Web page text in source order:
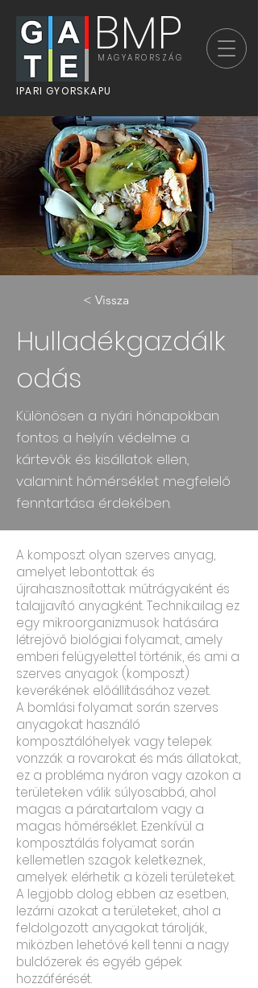
BMP
MAGYARORSZÁG
IPARI GYORSKAPU
< Vissza
Hulladékgazdálk
odás
Különösen a nyári hónapokban
fontos a helyín védelme a
kártevők és kisállatok ellen,
valamint hőmérséklet megfelelő
fenntartása érdekében.
A komposzt olyan szerves anyag,
amelyet lebontottak és
újrahasznosítottak műtrágyaként és
talajjavító anyagként. Technikailag ez
egy mikroorganizmusok hatására
létrejövő biológiai folyamat, amely
emberi felügyelettel történik, és ami a
szerves anyagok (komposzt)
keverékének előállításához vezet.
A bomlási folyamat során szerves
anyagokat használó
komposztálóhelyek vagy telepek
vonzzák a rovarokat és más állatokat,
ez a probléma nyáron vagy azokon a
területeken válik súlyosabbá, ahol
magas a páratartalom vagy a
magas hőmérséklet. Ezenkívül a
komposztálás folyamat során
kellemetlen szagok keletkeznek,
amelyek elérhetik a közeli területeket.
A legjobb dolog ebben az esetben,
lezárni azokat a területeket, ahol a
feldolgozott anyagokat tárolják,
miközben lehetővé kell tenni a nagy
buldózerek és egyéb gépek
hozzáférését.